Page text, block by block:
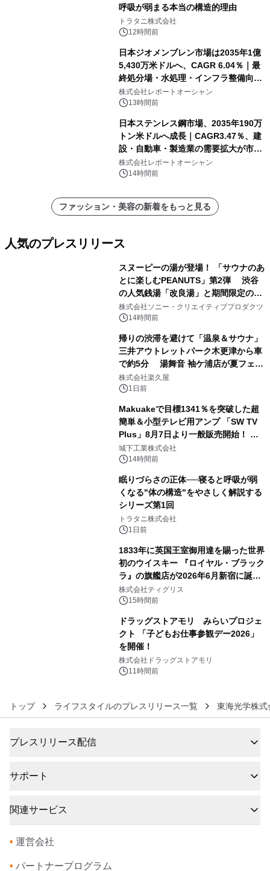
呼吸が弱まる本当の構造的理由
トラタニ株式会社
12時間前
日本ジオメンブレン市場は2035年1億
5,430万米ドルへ、CAGR 6.04％｜最
終処分場・水処理・インフラ整備向け
需要拡大
株式会社レポートオーシャン
13時間前
日本ステンレス鋼市場、2035年190万
トン米ドルへ成長｜CAGR3.47％、建
設・自動車・製造業の需要拡大が市場
を牽引
株式会社レポートオーシャン
14時間前
ファッション・美容の新着をもっと見る
人気のプレスリリース
スヌーピーの湯が登場！ 「サウナのあ
とに楽しむPEANUTS」第2弾 渋谷
の人気銭湯「改良湯」と期間限定のコ
ラボレーション サウナイキタイコラ
ボグッズも発売決定！
株式会社ソニー・クリエイティブプロダクツ
14時間前
帰りの渋滞を避けて「温泉＆サウナ」
三井アウトレットパーク木更津から車
で約5分 湯舞音 袖ケ浦店が夏フェア
メニューを提供
株式会社楽久屋
1日前
Makuakeで目標1341％を突破した超
簡単＆小型テレビ用アンプ 「SW TV
Plus」8月7日より一般販売開始！ ケ
ーブル1本つなぐだけ、テレビの音が
ぐっと豊かに
城下工業株式会社
14時間前
眠りづらさの正体──寝ると呼吸が弱
くなる"体の構造"をやさしく解説する
シリーズ第1回
トラタニ株式会社
1日前
1833年に英国王室御用達を賜った世界
初のウイスキー 『ロイヤル・ブラック
ラ』の旗艦店が2026年6月新宿に誕
生 バカルディ ジャパンと連携した
没入型バー「BAR Arca」
株式会社ティグリス
15時間前
ドラッグストアモリ みらいプロジェ
クト 「子どもお仕事参観デー2026」
を開催！
株式会社ドラッグストアモリ
11時間前
トップ ライフスタイルのプレスリリース一覧 東海光学株式
プレスリリース配信
サポート
関連サービス
• 運営会社
• パートナープログラム